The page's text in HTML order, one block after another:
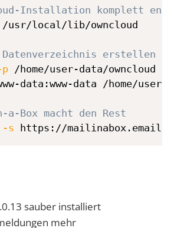
Installation komplett
/usr/local/lib/owncloud
erstellen
p
data:www-data /home/user-
Box macht den Rest
-s https://mailinabox.email/
sauber installiert
mehr